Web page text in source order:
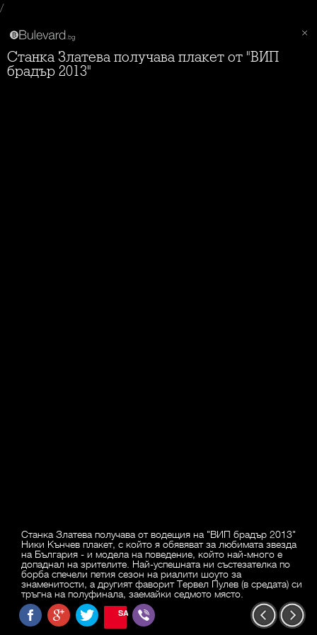
/
Станка Златева получава плакет от "ВИП
брадър 2013"
Станка Златева получава от водещия на "ВИП брадър 2013"
Ники Кънчев плакет, с който я обявяват за любимата звезда
на България - и модела на поведение, който най-много е
допаднал на зрителите. Най-успешната ни състезателка по
борба спечели петия сезон на риалити шоуто за
знаменитости, а другият фаворит Тервел Пулев (в средата) си
тръгна на полуфинала, заемайки седмото място.
SAVE